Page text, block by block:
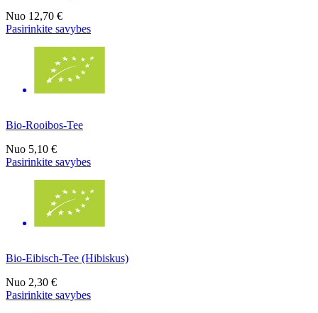
Nuo 12,70 €
Pasirinkite savybes
Bio-Rooibos-Tee
Nuo 5,10 €
Pasirinkite savybes
Bio-Eibisch-Tee (Hibiskus)
Nuo 2,30 €
Pasirinkite savybes